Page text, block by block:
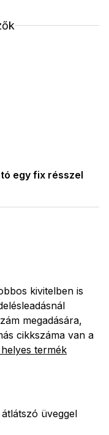
egy fix résszel
kivitelben is
megadására,
cikkszáma van a
termék
üveggel